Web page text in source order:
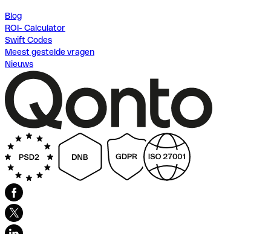
Blog
ROI- Calculator
Swift Codes
Meest gestelde vragen
Nieuws